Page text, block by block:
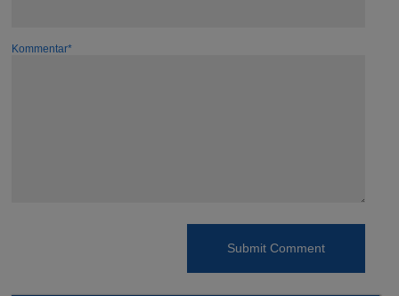
Kommentar*